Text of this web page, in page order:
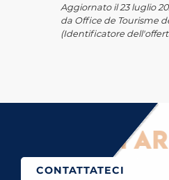
Aggiornato il 23 luglio
da Office de Tourisme
(Identificatore
ci si
CONTATTATECI